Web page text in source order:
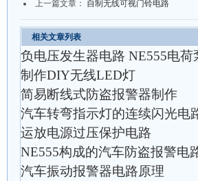
上一篇文章： 自制无线可视门铃电路
相关文章列表
负电压发生器电路 NE555电荷
制作DIY无线LED灯
简易断线式防盗报警器制作
汽车转弯指示灯的连续闪光电
运放电源过压保护电路
NE555构成的汽车防盗报警电
汽车振动报警器电路原理